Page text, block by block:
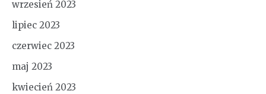
wrzesień 2023
lipiec 2023
czerwiec 2023
maj 2023
kwiecień 2023